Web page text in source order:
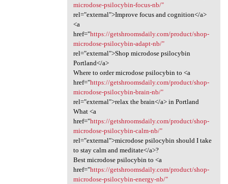
microdose-psilocybin-focus-nb/"
rel="external">Improve focus and cognition</a>
<a
href="https://getshroomsdaily.com/product/shop-
microdose-psilocybin-adapt-nb/"
rel="external">Shop microdose psilocybin
Portland</a>
Where to order microdose psilocybin to <a
href="https://getshroomsdaily.com/product/shop-
microdose-psilocybin-brain-nb/"
rel="external">relax the brain</a> in Portland
What <a
href="https://getshroomsdaily.com/product/shop-
microdose-psilocybin-calm-nb/"
rel="external">microdose psilocybin should I take
to stay calm and meditate</a>?
Best microdose psilocybin to <a
href="https://getshroomsdaily.com/product/shop-
microdose-psilocybin-energy-nb/"